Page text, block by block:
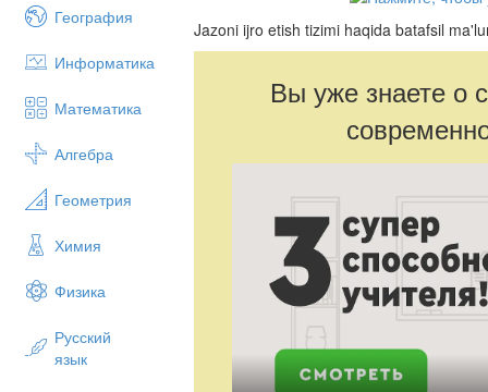
География
Информатика
Математика
Алгебра
Геометрия
Химия
Физика
Русский
язык
Jazoni ijro etish tizimi haqida batafsil
Вы уже знаете о